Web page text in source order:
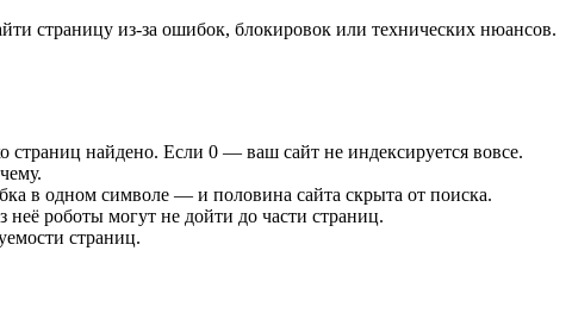
страницу из-за ошибок, блокировок или технических нюансов.
страниц найдено. Если 0 — ваш сайт не индексируется вовсе.
в одном символе — и половина сайта скрыта от поиска.
роботы могут не дойти до части страниц.
страниц.